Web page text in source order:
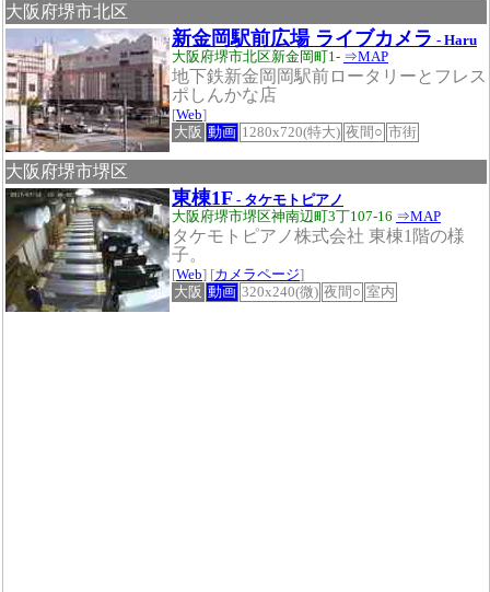
大阪府堺市北区
新金岡駅前広場 ライブカメラ - Haru
大阪府堺市北区新金岡町1- ⇒MAP
地下鉄新金岡岡駅前ロータリーとフレス
ポしんかな店
[Web]
大阪 動画 1280x720(特大) 夜間○ 市街
大阪府堺市堺区
東棟1F - タケモトピアノ
大阪府堺市堺区神南辺町3丁107-16 ⇒MAP
タケモトピアノ株式会社 東棟1階の様
子。
[Web] [カメラページ]
大阪 動画 320x240(微) 夜間○ 室内